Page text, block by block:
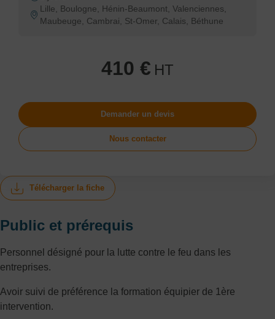
Télécharger la fiche
Public et prérequis
Personnel désigné pour la lutte contre le feu dans les
entreprises.
Avoir suivi de préférence la formation équipier de 1ère
intervention.
Lille, Boulogne, Hénin-Beaumont, Valenciennes,
Maubeuge, Cambrai, St-Omer, Calais, Béthune
410 € HT
Demander un devis
Nous contacter